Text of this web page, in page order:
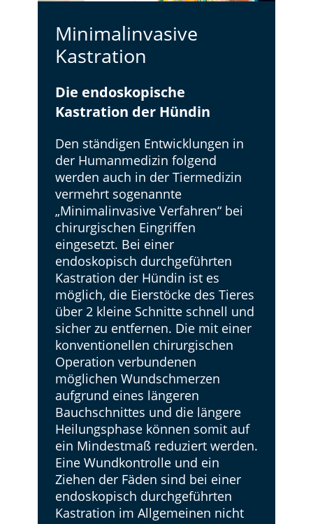
Minimalinvasive
Kastration
Die endoskopische
Kastration der Hündin
Den ständigen Entwicklungen in
der Humanmedizin folgend
werden auch in der Tiermedizin
vermehrt sogenannte
„Minimalinvasive Verfahren“ bei
chirurgischen Eingriffen
eingesetzt. Bei einer
endoskopisch durchgeführten
Kastration der Hündin ist es
möglich, die Eierstöcke des Tieres
über 2 kleine Schnitte schnell und
sicher zu entfernen. Die mit einer
konventionellen chirurgischen
Operation verbundenen
möglichen Wundschmerzen
aufgrund eines längeren
Bauchschnittes und die längere
Heilungsphase können somit auf
ein Mindestmaß reduziert werden.
Eine Wundkontrolle und ein
Ziehen der Fäden sind bei einer
endoskopisch durchgeführten
Kastration im Allgemeinen nicht